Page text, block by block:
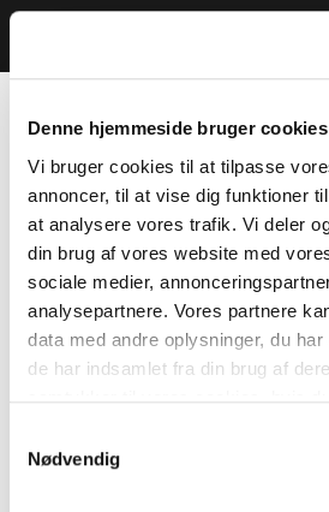
Denne hjemmeside bruger cookies
Vi bruger cookies til at tilpasse
annoncer, til at vise dig funktioner
at analysere vores trafik. Vi deler
din brug af vores website med
sociale medier,
analysepartnere. Vores partnere
data med andre oplysninger, du
de har indsamlet fra din brug af
Nødvendig